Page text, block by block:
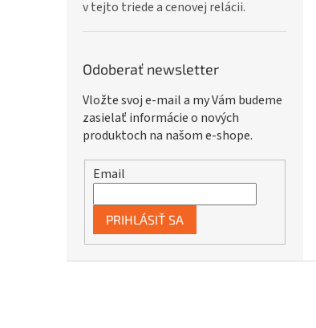
v tejto triede a cenovej relácii.
Odoberať newsletter
Vložte svoj e-mail a my Vám budeme
zasielať informácie o nových
produktoch na našom e-shope.
Email
PRIHLÁSIŤ SA